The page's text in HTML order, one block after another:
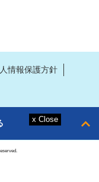
情報保護方針